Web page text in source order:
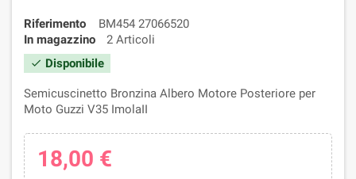
Riferimento
BM454 27066520
In magazzino
2 Articoli
check Disponibile
Semicuscinetto Bronzina Albero Motore Posteriore per
Moto Guzzi V35 ImolaII
18,00 €